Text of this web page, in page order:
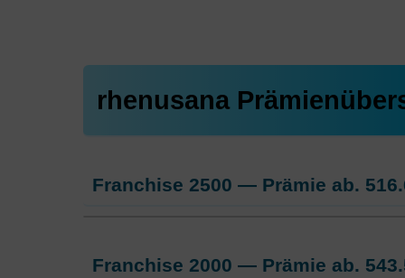
rhenusana
Franchise 2500 — Prämie ab.
Ohne Unfalldeckung:
516.65
Franchise 2000 — Prämie ab.